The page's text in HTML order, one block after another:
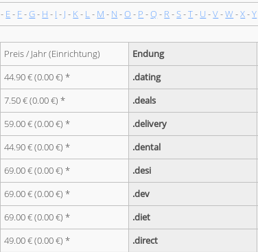
- E- F-G- H - I - J - K- L- M - N -O - P -Q - R-S-T- U -V-W -X-Y
Preis / Jahr (Einrichtung) Endung
44.90 € (0.00 €) * .dating
7.50 € (0.00 €) * .deals
59.00 € (0.00 €) * .delivery
44.90 € (0.00 €) * .dental
69.00 € (0.00 €) * .desi
69.00 € (0.00 €) * .dev
69.00 € (0.00 €) * .diet
49.00 € (0.00 €) * .direct